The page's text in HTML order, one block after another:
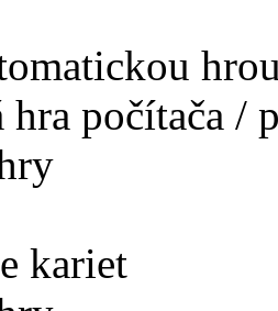
hra počítača /
kariet